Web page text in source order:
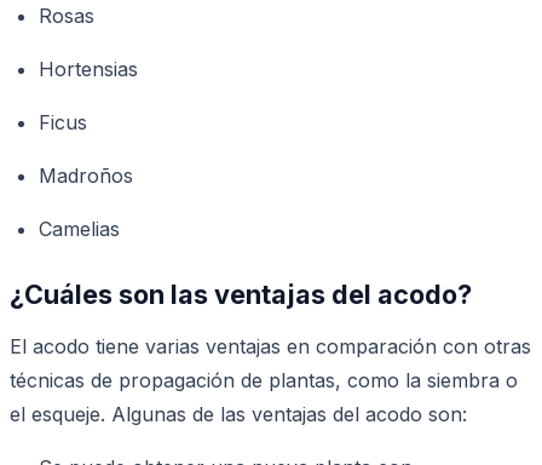
Rosas
Hortensias
Ficus
Madroños
Camelias
¿Cuáles son las ventajas del acodo?
El acodo tiene varias ventajas en comparación con otras
técnicas de propagación de plantas, como la siembra o
el esqueje. Algunas de las ventajas del acodo son: